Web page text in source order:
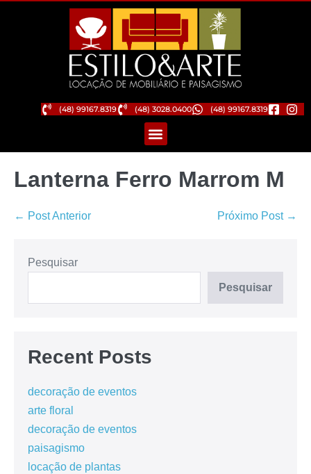
(48) 99167.8319 (48) 3028.0400 (48) 99167.8319
Lanterna Ferro Marrom M
← Post Anterior Próximo Post →
Pesquisar
Pesquisar
Recent Posts
decoração de eventos
arte floral
decoração de eventos
paisagismo
locação de plantas